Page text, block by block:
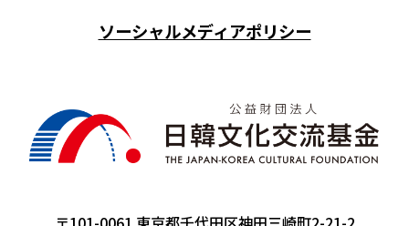
ソーシャルメディアポリシー